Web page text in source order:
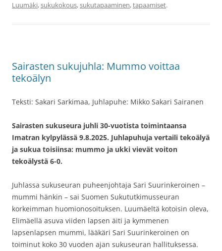
Luumäki,sukukokous,sukutapaaminen,tapaamiset.
Sairasten sukujuhla: Mummo voittaa
tekoälyn
Teksti: Sakari Sarkimaa, Juhlapuhe: Mikko Sakari Sairanen
Sairasten sukuseura juhli 30-vuotista toimintaansa
Imatran kylpylässä 9.8.2025. Juhlapuhuja vertaili tekoälyä
ja sukua toisiinsa: mummo ja ukki vievät voiton
tekoälystä 6-0.
Juhlassa sukuseuran puheenjohtaja Sari Suurinkeroinen –
mummi hänkin – sai Suomen Sukututkimusseuran
korkeimman huomionosoituksen. Luumäeltä kotoisin oleva,
Elimäellä asuva viiden lapsen äiti ja kymmenen
lapsenlapsen mummi, lääkäri Sari Suurinkeroinen on
toiminut koko 30 vuoden ajan sukuseuran hallituksessa.